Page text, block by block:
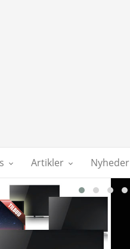
Artikler Nyheder